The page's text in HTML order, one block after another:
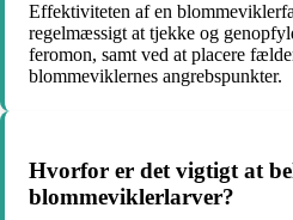
Effektiviteten af en
regelmæssigt at tjekke og
feromon, samt ved at placere
blommeviklernes angrebspunkter.
Hvorfor er det vigtigt at
blommeviklerlarver?